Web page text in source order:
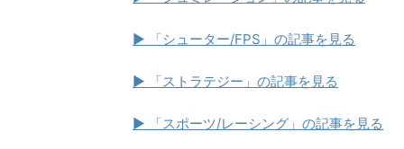
▶ 「シューター/FPS」の記事を見る
▶ 「ストラテジー」の記事を見る
▶ 「スポーツ/レーシング」の記事を見る